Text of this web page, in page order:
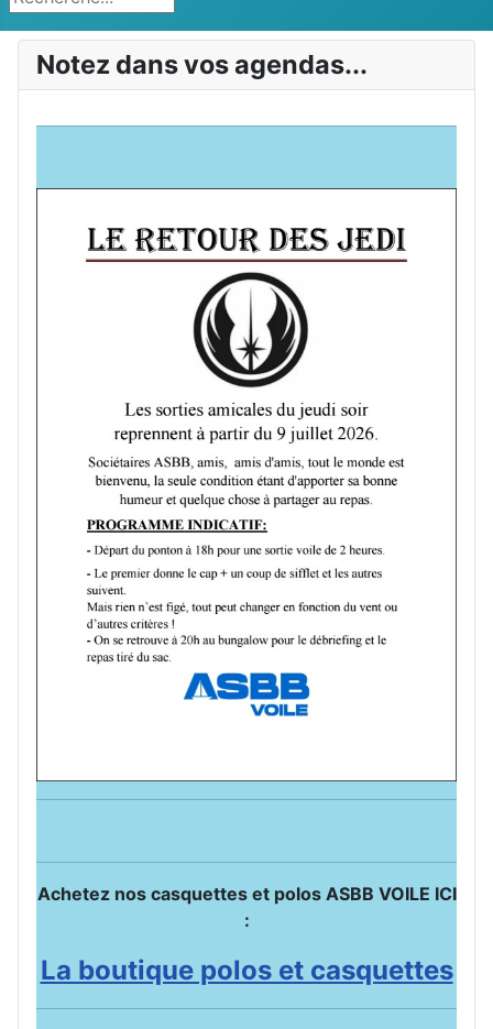
Notez dans vos agendas...
Achetez nos casquettes et polos ASBB VOILE ICI
:
La boutique polos et casquettes